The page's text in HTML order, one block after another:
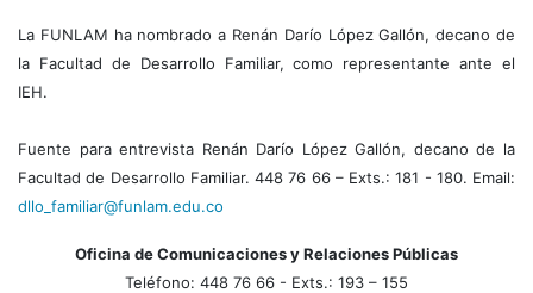
La FUNLAM ha nombrado a Renán Darío López Gallón, decano de
la Facultad de Desarrollo Familiar, como representante ante el
IEH.
Fuente para entrevista Renán Darío López Gallón, decano de la
Facultad de Desarrollo Familiar. 448 76 66 – Exts.: 181 - 180. Email:
dllo_familiar@funlam.edu.co
Oficina de Comunicaciones y Relaciones Públicas
Teléfono: 448 76 66 - Exts.: 193 – 155